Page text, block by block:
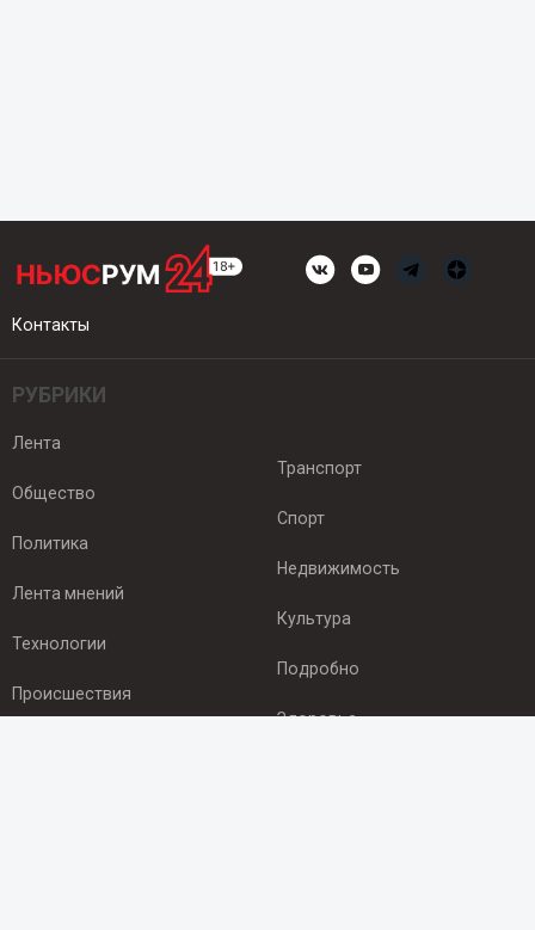
Контакты
РУБРИКИ
Лента
Общество
Политика
Лента мнений
Технологии
Происшествия
Транспорт
Спорт
Недвижимость
Культура
Подробно
Здоровье